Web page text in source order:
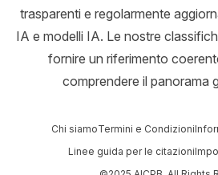
trasparenti e regolarmente
IA e modelli IA. Le nostre
fornire un riferimento
comprendere il panorama
Chi siamoTermini e Condizioni
Linee guida per le citazioni